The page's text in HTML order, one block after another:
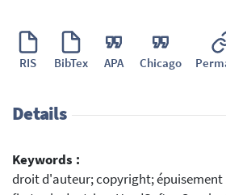
RIS BibTex APA Chicago
Details
Keywords :
droit d'auteur; copyright;